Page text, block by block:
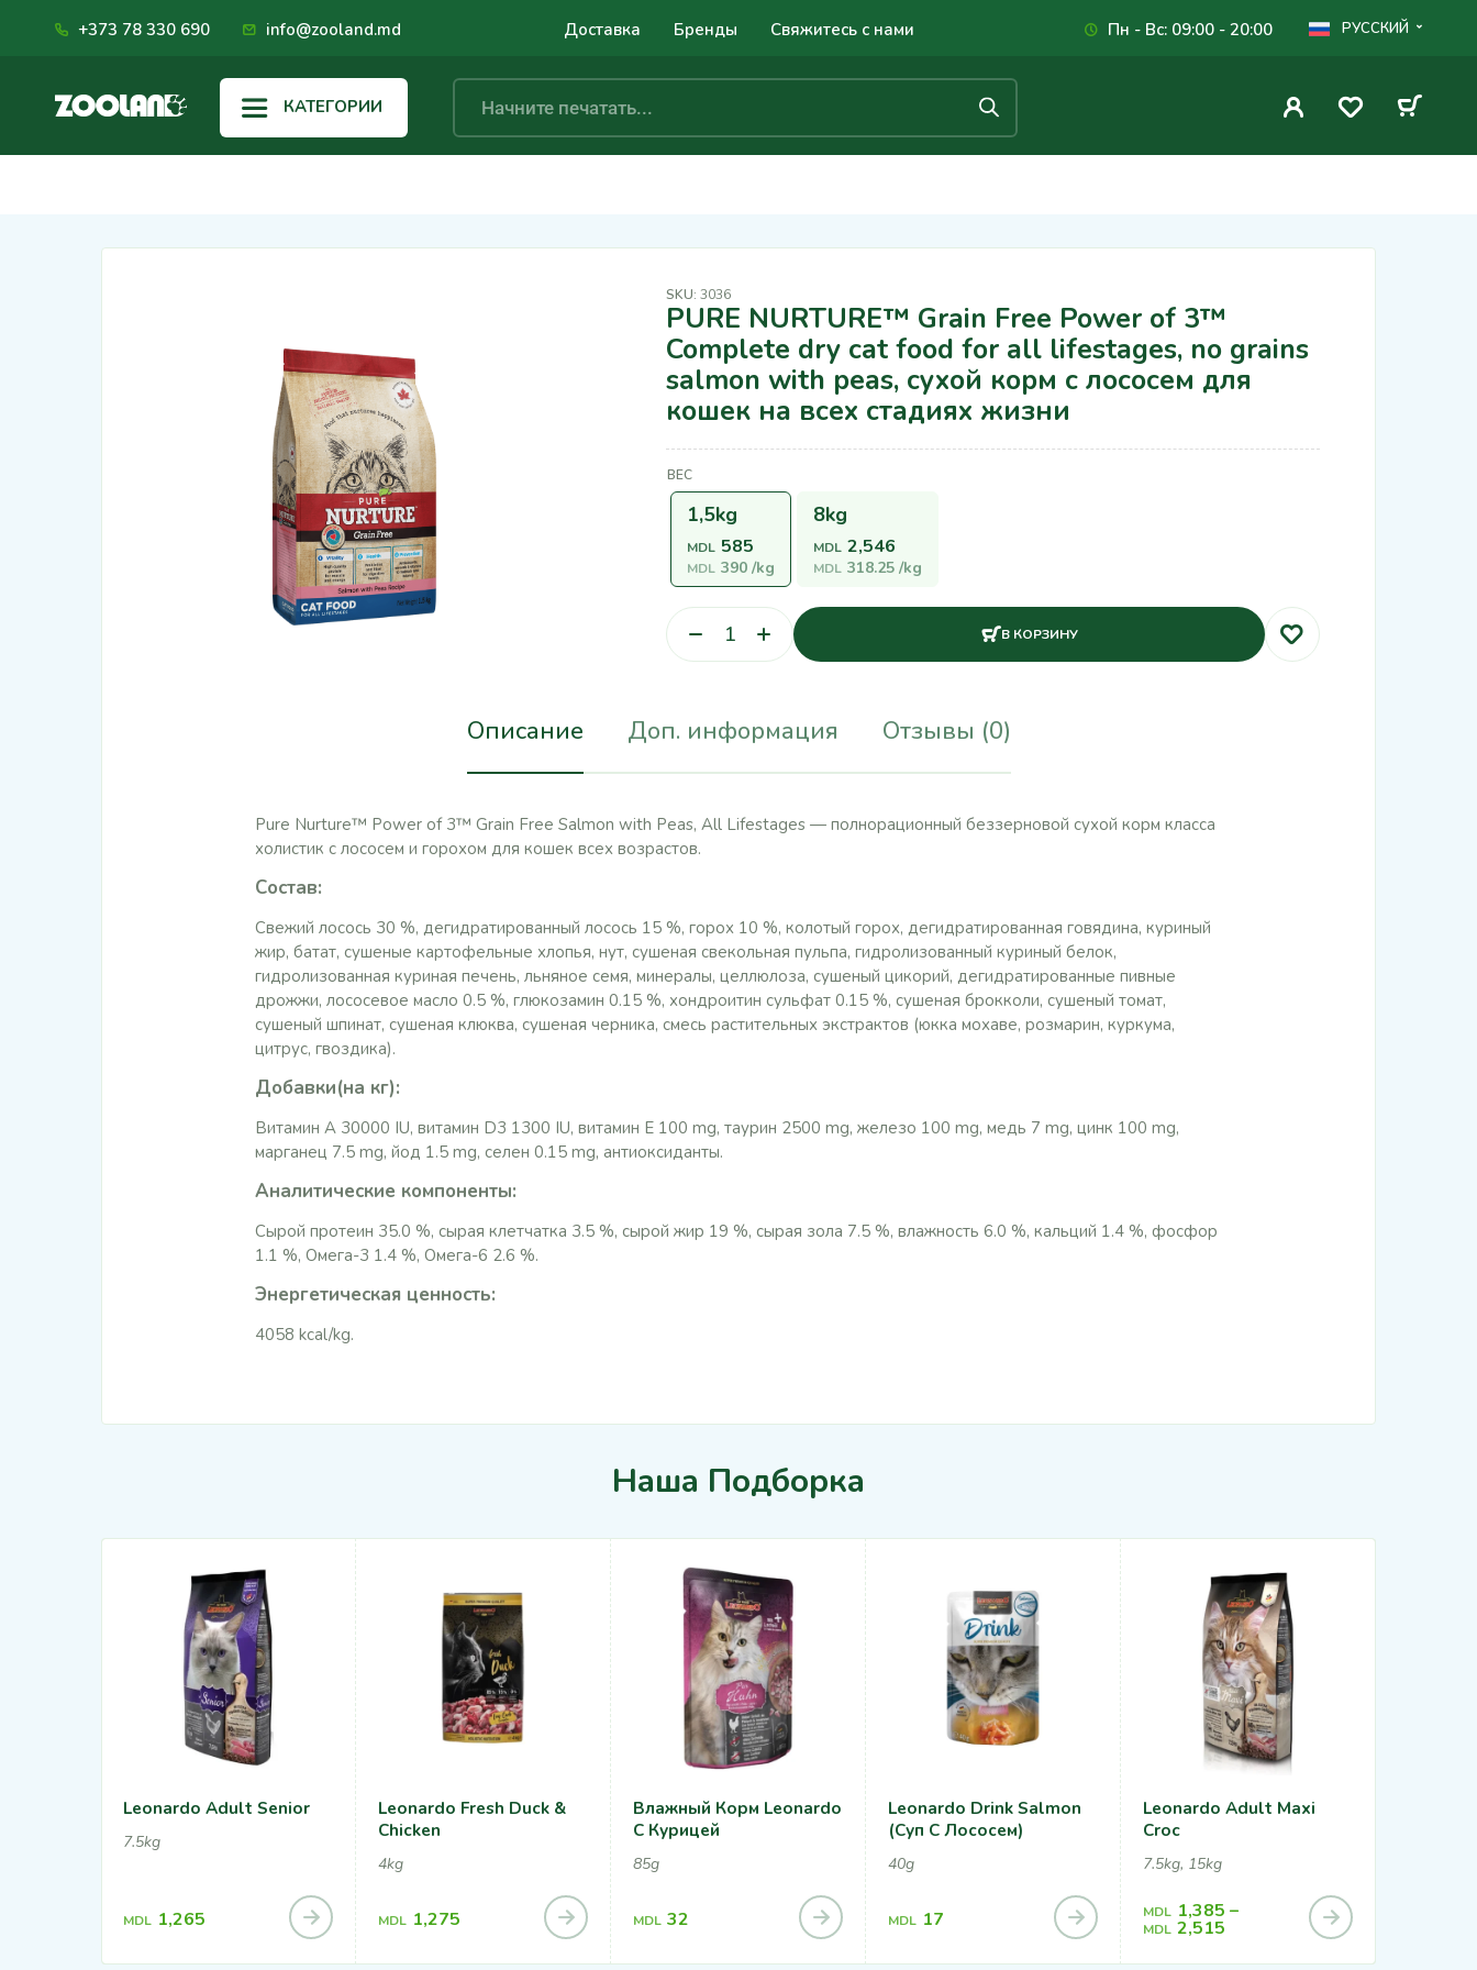
+373 78 330 690 info@zooland.md Доставка Бренды Свяжитесь с нами Пн - Вс: 09:00 - 20:00 РУССКИЙ
КАТЕГОРИИ
SKU:3036
PURE NURTURE™ Grain Free Power of 3™
Complete dry cat food for all lifestages, no grains
salmon with peas, сухой корм с лососем для
кошек на всех стадиях жизни
ВЕС
1,5kg
MDL 585
MDL 390/kg
8kg
MDL 2,546
MDL 318.25/kg
В КОРЗИНУ
Описание Доп. информация Отзывы (0)
Pure Nurture™ Power of 3™ Grain Free Salmon with Peas, All Lifestages — полнорационный беззерновой сухой корм класса
холистик с лососем и горохом для кошек всех возрастов.
Состав:
Свежий лосось 30 %, дегидратированный лосось 15 %, горох 10 %, колотый горох, дегидратированная говядина, куриный
жир, батат, сушеные картофельные хлопья, нут, сушеная свекольная пульпа, гидролизованный куриный белок,
гидролизованная куриная печень, льняное семя, минералы, целлюлоза, сушеный цикорий, дегидратированные пивные
дрожжи, лососевое масло 0.5 %, глюкозамин 0.15 %, хондроитин сульфат 0.15 %, сушеная брокколи, сушеный томат,
сушеный шпинат, сушеная клюква, сушеная черника, смесь растительных экстрактов (юкка мохаве, розмарин, куркума,
цитрус, гвоздика).
Добавки(на кг):
Витамин A 30000 IU, витамин D3 1300 IU, витамин E 100 mg, таурин 2500 mg, железо 100 mg, медь 7 mg, цинк 100 mg,
марганец 7.5 mg, йод 1.5 mg, селен 0.15 mg, антиоксиданты.
Аналитические компоненты:
Сырой протеин 35.0 %, сырая клетчатка 3.5 %, сырой жир 19 %, сырая зола 7.5 %, влажность 6.0 %, кальций 1.4 %, фосфор
1.1 %, Омега-3 1.4 %, Омега-6 2.6 %.
Энергетическая ценность:
4058 kcal/kg.
Наша Подборка
Leonardo Adult Senior
7.5kg
MDL 1,265
Leonardo Fresh Duck &
Chicken
4kg
MDL 1,275
Влажный Корм Leonardo
С Курицей
85g
MDL 32
Leonardo Drink Salmon
(суп С Лососем)
40g
MDL 17
Leonardo Adult Maxi
Croc
7.5kg, 15kg
MDL 1,385 –
MDL 2,515